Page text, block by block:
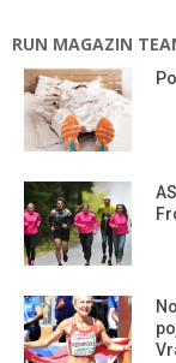
RUN MAGAZIN